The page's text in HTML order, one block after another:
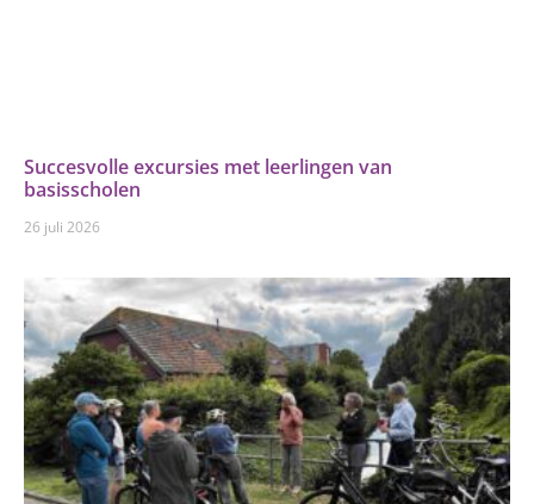
Succesvolle excursies met leerlingen van
basisscholen
26 juli 2026